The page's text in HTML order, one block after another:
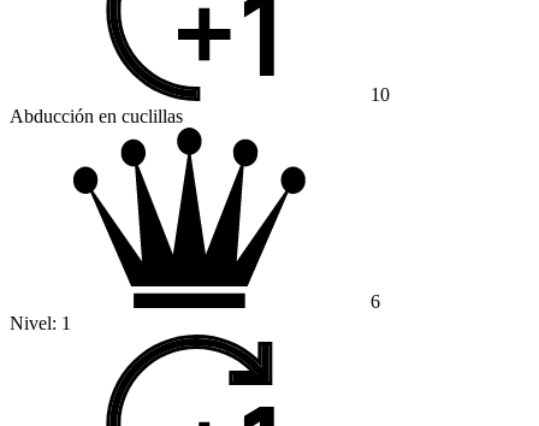
10
Abducción en cuclillas
6
Nivel: 1